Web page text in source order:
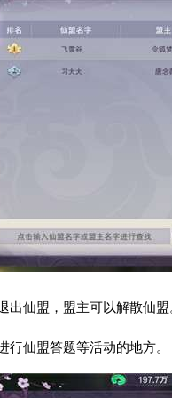
出仙盟，盟主可以解散仙
仙盟答题等活动的地方。